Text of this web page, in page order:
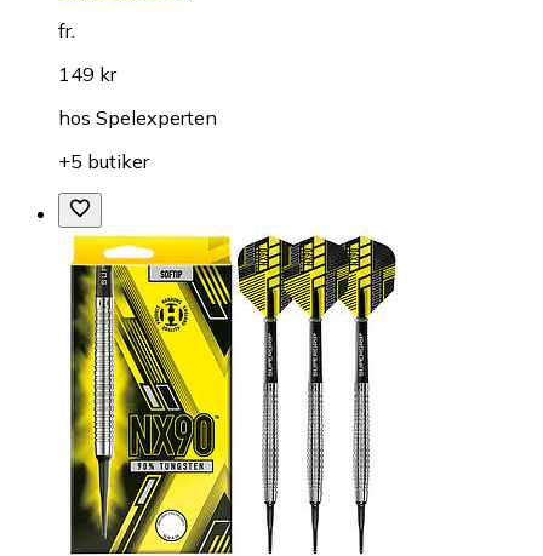
fr.
149 kr
hos Spelexperten
+5 butiker